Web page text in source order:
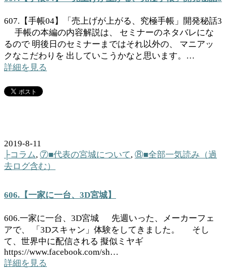
607.【手帳04】「売上げが上がる、究極手帳」開発秘話3
手帳の本編の内容解説は、 セミナーのネタバレにな
るので 明後日のセミナーまではそれ以外の、 マニアッ
クなこだわりを 出していこうかなと思います。…
詳細を見る
2019-8-11
├コラム, ⑦■代表の宮城について, ⑧■全部一気読み（過
去ログ含む）
606.【一家に一台、3D宮城】
606.一家に一台、3D宮城 先週いった、メーカーフェ
アで、 「3Dスキャン」体験をしてきました。 そし
て、世界中に配信される 擬似ミヤギ
https://www.facebook.com/sh…
詳細を見る